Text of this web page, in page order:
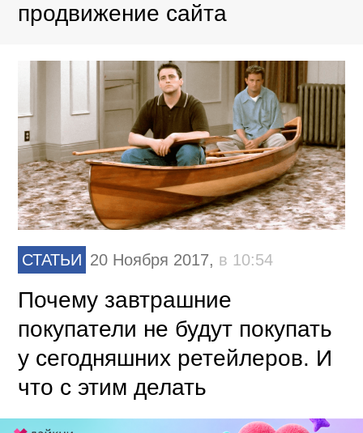
продвижение сайта
СТАТЬИ 20 Ноября 2017, в 10:54
Почему завтрашние
покупатели не будут покупать
у сегодняшних ретейлеров. И
что с этим делать